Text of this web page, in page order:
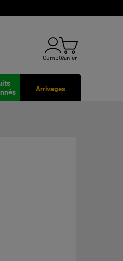
ComptePanier
Arrivages